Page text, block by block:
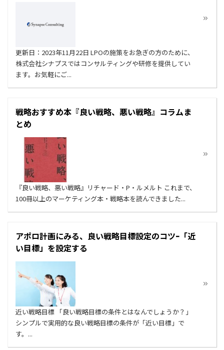
更新日：2023年11月22日 LPOの施策をお急ぎの方のために、
株式会社シナプスではコンサルティングや研修を提供してい
ます。お気軽にご...
戦略おすすめ本『良い戦略、悪い戦略』コラムま
とめ
『良い戦略、悪い戦略』リチャード・P・ルメルト これまで、
100冊以上のマーケティング本・戦略本を読んできました...
アポロ計画にみる、良い戦略目標設定のコツｰ「近
い目標」を設定する
近い戦略目標 「良い戦略目標の条件とはなんでしょうか？」
シンプルで実用的な良い戦略目標の条件が「近い目標」で
す。...